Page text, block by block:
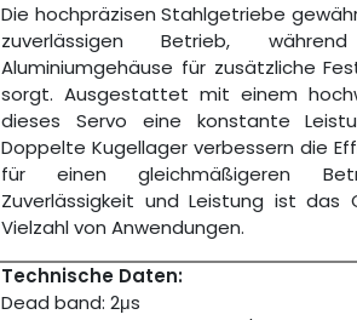
Die hochpräzisen Stahlgetriebe
zuverlässigen Betrieb,
Aluminiumgehäuse für zusätzliche
sorgt. Ausgestattet mit einem
dieses Servo eine konstante
Doppelte Kugellager verbessern die
für einen gleichmäßigeren
Zuverlässigkeit und Leistung ist das
Vielzahl von Anwendungen.
Technische Daten:
Dead band: 2μs